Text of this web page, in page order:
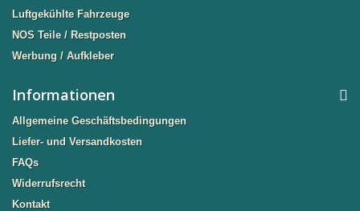
Luftgekühlte Fahrzeuge
NOS Teile / Restposten
Werbung / Aufkleber
Informationen
Allgemeine Geschäftsbedingungen
Liefer- und Versandkosten
FAQs
Widerrufsrecht
Kontakt